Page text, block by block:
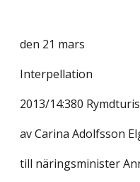
den 21 mars
Interpellation
2013/14:380
avCarina Adolfsson
till näringsminister